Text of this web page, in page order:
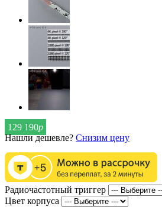
129 190р
Нашли дешевле? Снизим цену
Радиочастотный триггер
Цвет корпуса